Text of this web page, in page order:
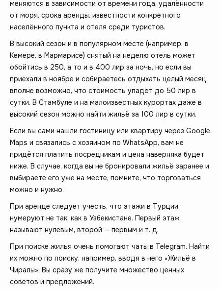
меняются в зависимости от времени года, удалённости
от моря, срока аренды, известности конкретного
населённого пункта и отеля среди туристов.
В высокий сезон и в популярном месте (например, в
Кемере, в Мармарисе) снятый на неделю отель может
обойтись в 250, а то и в 400 лир за ночь, но если вы
приехали в ноябре и собираетесь отдыхать целый месяц,
вполне возможно, что стоимость упадёт до 50 лир в
сутки. В Стамбуле и на малоизвестных курортах даже в
высокий сезон можно найти жильё за 100 лир в сутки.
Если вы сами нашли гостиницу или квартиру через Google
Maps и связались с хозяином по WhatsApp, вам не
придётся платить посредникам и цена наверняка будет
ниже. В случае, когда вы не бронировали жильё заранее и
выбираете его уже на месте, помните, что торговаться
можно и нужно.
При аренде следует учесть, что этажи в Турции
нумеруют не так, как в Узбекистане. Первый этаж
называют нулевым, второй — первым и т. д.
При поиске жилья очень помогают чаты в Telegram. Найти
их можно по поиску, например, вводя в него «Жильё в
Чиралы». Вы сразу же получите множество ценных
советов и предложений.